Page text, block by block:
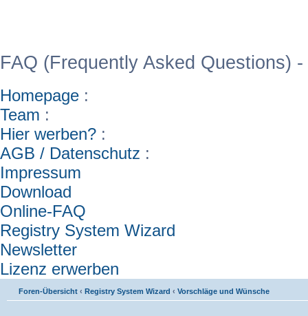
FAQ (Frequently Asked Questions)
Homepage :
Team :
Hier werben? :
AGB / Datenschutz :
Impressum
Download
Online-FAQ
Registry System Wizard
Newsletter
Lizenz erwerben
Foren-Übersicht ‹ Registry System Wizard ‹ Vorschläge und Wünsche